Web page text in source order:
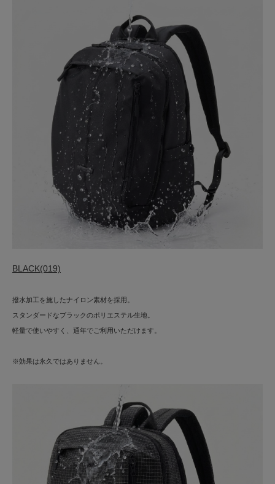
BLACK(019)
撥水加工を施したナイロン素材を採用。
スタンダードなブラックのポリエステル生地。
軽量で使いやすく、通年でご利用いただけます。
※効果は永久ではありません。